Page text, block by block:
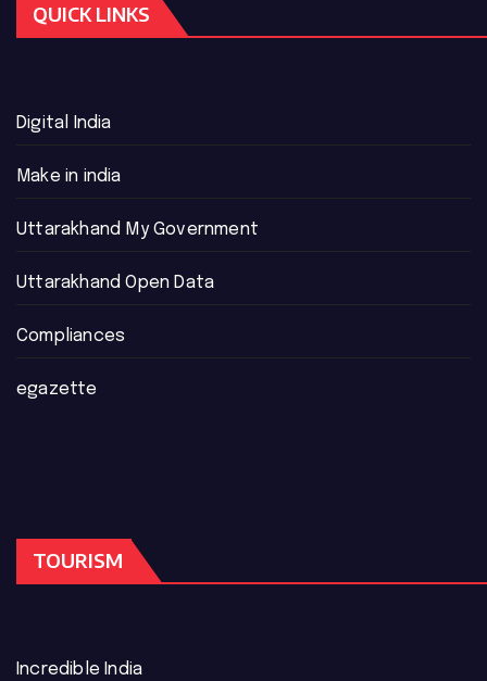
QUICK LINKS
Digital India
Make in india
Uttarakhand My Government
Uttarakhand Open Data
Compliances
egazette
TOURISM
Incredible India